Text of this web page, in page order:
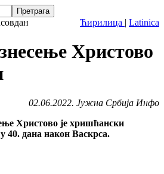
Ћирилица | Latinica
Христово
02.06.2022. Јужна Србија Инфо
Христово је хришћански
40. дана након Васкрса.